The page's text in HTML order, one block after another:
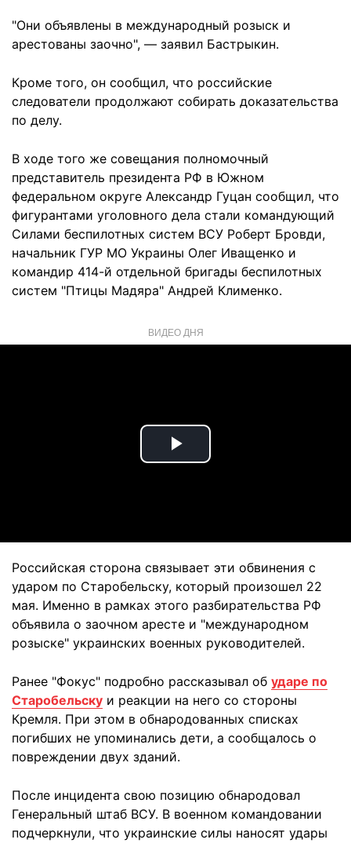
"Они объявлены в международный розыск и
арестованы заочно", — заявил Бастрыкин.
Кроме того, он сообщил, что российские
следователи продолжают собирать доказательства
по делу.
В ходе того же совещания полномочный
представитель президента РФ в Южном
федеральном округе Александр Гуцан сообщил, что
фигурантами уголовного дела стали командующий
Силами беспилотных систем ВСУ Роберт Бровди,
начальник ГУР МО Украины Олег Иващенко и
командир 414-й отдельной бригады беспилотных
систем "Птицы Мадяра" Андрей Клименко.
ВИДЕО ДНЯ
Play
Российская сторона связывает эти обвинения с
ударом по Старобельску, который произошел 22
мая. Именно в рамках этого разбирательства РФ
объявила о заочном аресте и "международном
розыске" украинских военных руководителей.
Ранее "Фокус" подробно рассказывал об ударе по
Старобельску и реакции на него со стороны
Кремля. При этом в обнародованных списках
погибших не упоминались дети, а сообщалось о
повреждении двух зданий.
После инцидента свою позицию обнародовал
Генеральный штаб ВСУ. В военном командовании
подчеркнули, что украинские силы наносят удары